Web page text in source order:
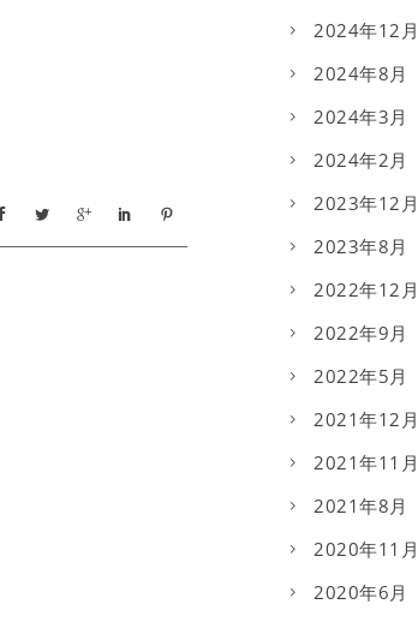
2024年12月
2024年8月
2024年3月
2024年2月
2023年12月
2023年8月
2022年12月
2022年9月
2022年5月
2021年12月
2021年11月
2021年8月
2020年11月
2020年6月